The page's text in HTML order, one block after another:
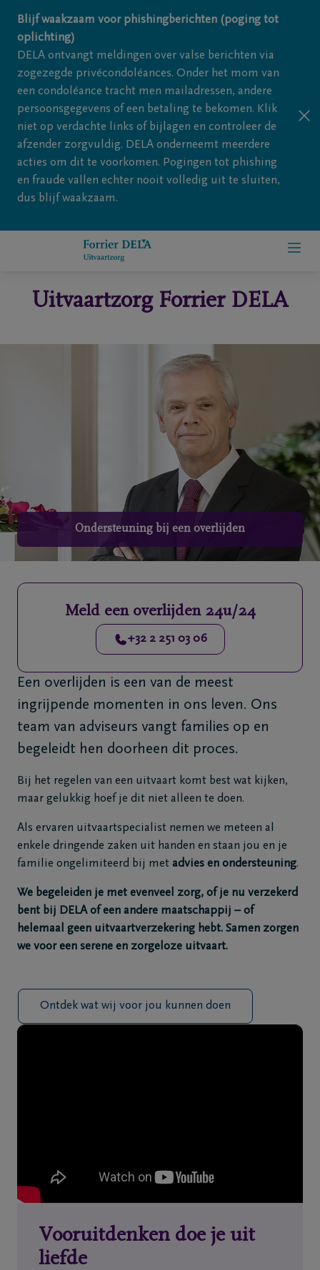
Overslaan en naar inhoud gaan
Blijf waakzaam voor phishingberichten (poging tot
oplichting)
DELA ontvangt meldingen over valse berichten via
zogezegde privécondoléances. Onder het mom van
een condoléance tracht men mailadressen, andere
persoonsgegevens of een betaling te bekomen. Klik
niet op verdachte links of bijlagen en controleer de
afzender zorgvuldig. DELA onderneemt meerdere
acties om dit te voorkomen. Pogingen tot phishing
en fraude vallen echter nooit volledig uit te sluiten,
dus blijf waakzaam.
regelen
Overlijdensberichten
uitvaartcentrum
Veelgestelde
vragen
Meld een
overlijden
24u/24
+32
2
03
06
Vilvoorde
FR NL
Uitvaartzorg Forrier DELA
Ondersteuning bij een overlijden
Meld een overlijden 24u/24
+32 2 251 03 06
Een overlijden is een van de meest
ingrijpende momenten in ons leven. Ons
team van adviseurs vangt families op en
begeleidt hen doorheen dit proces.
Bij het regelen van een uitvaart komt best wat kijken,
maar gelukkig hoef je dit niet alleen te doen.
Als ervaren uitvaartspecialist nemen we meteen al
enkele dringende zaken uit handen en staan jou en je
familie ongelimiteerd bij met advies en ondersteuning.
We begeleiden je met evenveel zorg, of je nu verzekerd
bent bij DELA of een andere maatschappij – of
helemaal geen uitvaartverzekering hebt. Samen zorgen
we voor een serene en zorgeloze uitvaart.
Ontdek wat wij voor jou kunnen doen
Vooruitdenken doe je uit
liefde